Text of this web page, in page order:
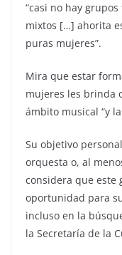
“casi no hay
mixtos […] ahorita
puras mujeres”.
Mira que estar
mujeres les brinda
ámbito musical “y
Su objetivo
orquesta o, al
considera que este
oportunidad para
incluso en la
la Secretaría de la